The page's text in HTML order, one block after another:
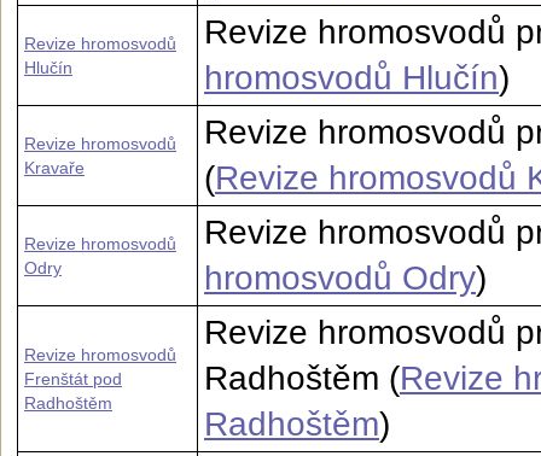
Revize hromosvodů
Hlučín
Revize hromosvodů
hromosvodů Hlučín)
Revize hromosvodů
Kravaře
Revize hromosvodů
(Revize hromosvodů
Revize hromosvodů
Odry
Revize hromosvodů
hromosvodů Odry)
Revize hromosvodů
Frenštát pod
Radhoštěm
Revize hromosvodů
Radhoštěm (Revize
Radhoštěm)